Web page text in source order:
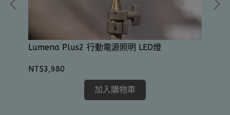
Lumena Plus2 行動電源照明 LED燈
NT$3,980
加入購物車